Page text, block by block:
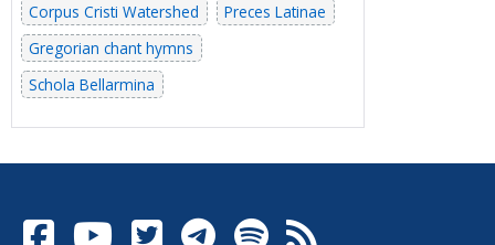
Corpus Cristi Watershed
Preces Latinae
Gregorian chant hymns
Schola Bellarmina